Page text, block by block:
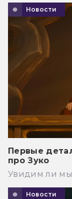
Новости
Первые
про Зуко
Увидим ли мы
Новости